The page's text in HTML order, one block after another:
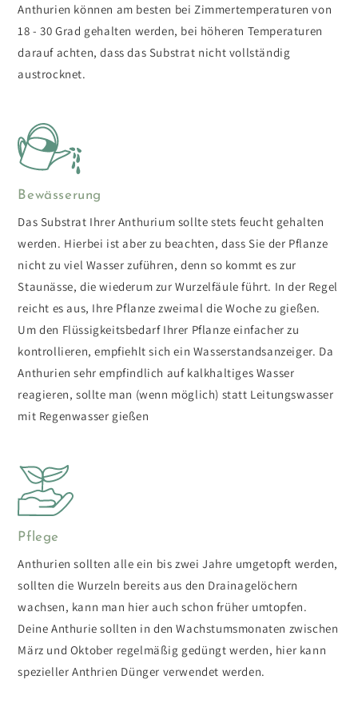
Anthurien können am besten bei Zimmertemperaturen von
18 - 30 Grad gehalten werden, bei höheren Temperaturen
darauf achten, dass das Substrat nicht vollständig
austrocknet.
Bewässerung
Das Substrat Ihrer Anthurium sollte stets feucht gehalten
werden. Hierbei ist aber zu beachten, dass Sie der Pflanze
nicht zu viel Wasser zuführen, denn so kommt es zur
Staunässe, die wiederum zur Wurzelfäule führt. In der Regel
reicht es aus, Ihre Pflanze zweimal die Woche zu gießen.
Um den Flüssigkeitsbedarf Ihrer Pflanze einfacher zu
kontrollieren, empfiehlt sich ein Wasserstandsanzeiger. Da
Anthurien sehr empfindlich auf kalkhaltiges Wasser
reagieren, sollte man (wenn möglich) statt Leitungswasser
mit Regenwasser gießen
Pflege
Anthurien sollten alle ein bis zwei Jahre umgetopft werden,
sollten die Wurzeln bereits aus den Drainagelöchern
wachsen, kann man hier auch schon früher umtopfen.
Deine Anthurie sollten in den Wachstumsmonaten zwischen
März und Oktober regelmäßig gedüngt werden, hier kann
spezieller Anthrien Dünger verwendet werden.